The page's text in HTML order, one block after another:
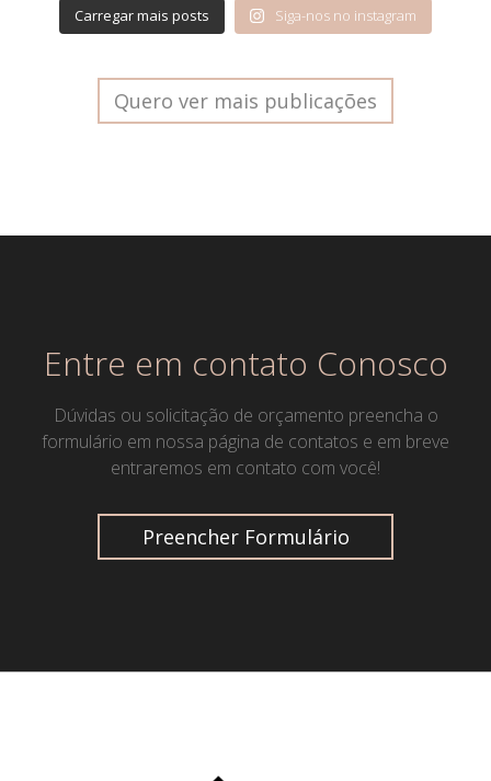
Carregar mais posts Siga-nos no instagram
Quero ver mais publicações
Entre em contato Conosco
Dúvidas ou solicitação de orçamento preencha o
formulário em nossa página de contatos e em breve
entraremos em contato com você!
Preencher Formulário